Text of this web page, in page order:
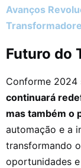
Avanços
Futuro do
Conforme 2024
continuará
mas também o
automação e a
transformando
oportunidades